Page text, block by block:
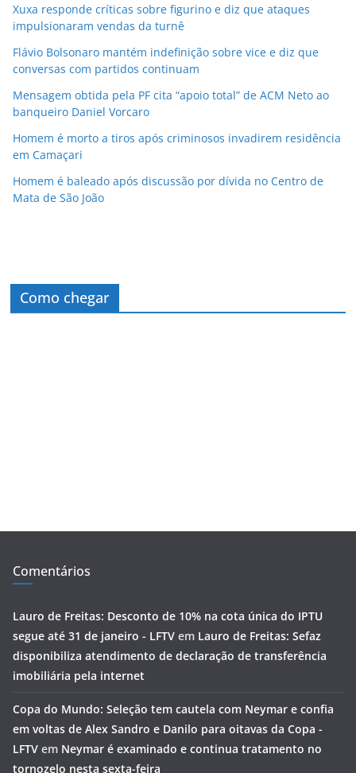
Xuxa responde críticas sobre figurino e diz que ataques
impulsionaram vendas da turnê
Flávio Bolsonaro mantém indefinição sobre vice e diz que
conversas com partidos continuam
Mensagem obtida pela PF cita “apoio total” de ACM Neto ao
banqueiro Daniel Vorcaro
Homem é morto a tiros após criminosos invadirem residência
em Camaçari
Homem é baleado após discussão por dívida no Centro de
Mata de São João
Como chegar
Comentários
Lauro de Freitas: Desconto de 10% na cota única do IPTU
segue até 31 de janeiro - LFTV em Lauro de Freitas: Sefaz
disponibiliza atendimento de declaração de transferência
imobiliária pela internet
Copa do Mundo: Seleção tem cautela com Neymar e confia
em voltas de Alex Sandro e Danilo para oitavas da Copa -
LFTV em Neymar é examinado e continua tratamento no
tornozelo nesta sexta-feira